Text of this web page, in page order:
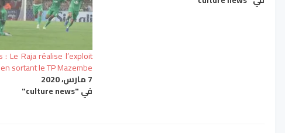
: Le Raja réalise l’exploit
en sortant le TP Mazembe
7 مارس، 2020
في "culture news"